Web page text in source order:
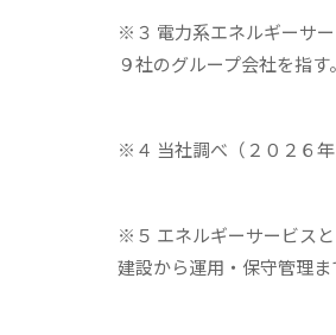
※３ 電力系エネルギーサ
９社のグループ会社を指す。
※４ 当社調べ（２０２６年
※５ エネルギーサービス
建設から運用・保守管理ま